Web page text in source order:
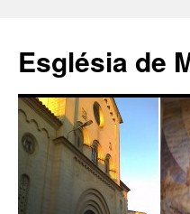
contenido
Església de